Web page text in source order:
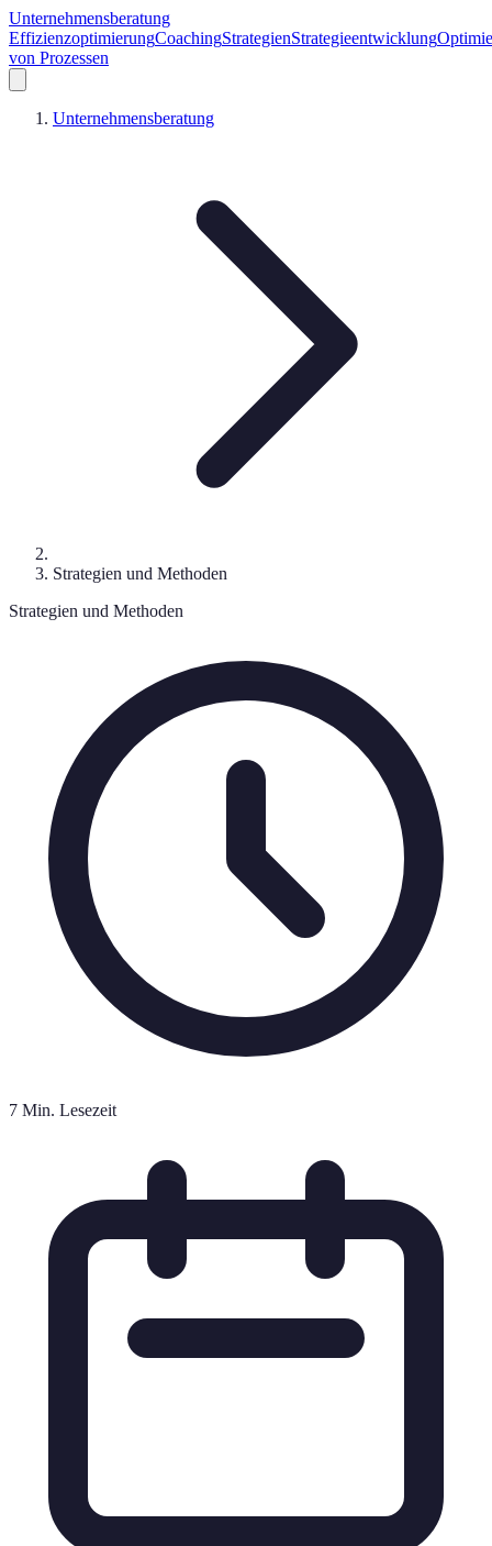
Unternehmensberatung
EffizienzoptimierungCoachingStrategienStrategieentwicklung
von Prozessen
Unternehmensberatung
Strategien und Methoden
Strategien und Methoden
7 Min. Lesezeit